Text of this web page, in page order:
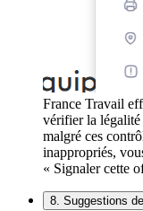
France Travail
vérifier la légalité
malgré ces
inappropriés,
« Signaler cette
8. Suggestions